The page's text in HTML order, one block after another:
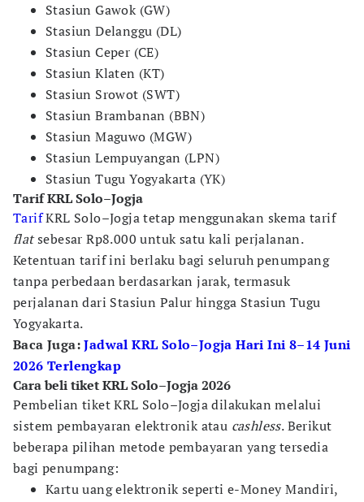
Stasiun Gawok (GW)
Stasiun Delanggu (DL)
Stasiun Ceper (CE)
Stasiun Klaten (KT)
Stasiun Srowot (SWT)
Stasiun Brambanan (BBN)
Stasiun Maguwo (MGW)
Stasiun Lempuyangan (LPN)
Stasiun Tugu Yogyakarta (YK)
Tarif KRL Solo–Jogja
TarifKRL Solo–Jogja tetap menggunakan skema tarif
flatsebesar Rp8.000 untuk satu kali perjalanan.
Ketentuan tarif ini berlaku bagi seluruh penumpang
tanpa perbedaan berdasarkan jarak, termasuk
perjalanan dari Stasiun Palur hingga Stasiun Tugu
Yogyakarta.
Baca Juga:Jadwal KRL Solo–Jogja Hari Ini 8–14 Juni
2026 Terlengkap
Cara beli tiket KRL Solo–Jogja 2026
Pembelian tiket KRL Solo–Jogja dilakukan melalui
sistem pembayaran elektronik atau cashless. Berikut
beberapa pilihan metode pembayaran yang tersedia
bagi penumpang:
Kartu uang elektronik seperti e-Money Mandiri,